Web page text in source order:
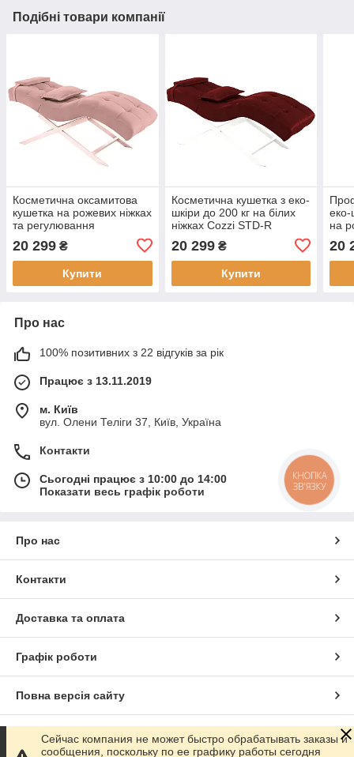
Подібні товари компанії
Косметична оксамитова
кушетка на рожевих ніжках
та регулювання
положення Cozzi STD-R
Calissimo для салону
краси Світло-рожева
20 299 ₴
Купити
Косметична кушетка з еко-
шкіри до 200 кг на білих
ніжках Cozzi STD-R
нарощування вій Бордова
20 299₴
Купити
на
20
Про нас
100% позитивних з 22 відгуків за рік
Працює з 13.11.2019
м. Київ
вул. Олени Теліги 37, Київ, Україна
Контакти
Сьогодні працює з 10:00 до 14:00
Показати весь графік роботи
Про нас
Контакти
Доставка та оплата
Графік роботи
Повна версія сайту
Сайт створено на маркетплейсі Prom.ua
Сейчас компания не может быстро обрабатывать заказы и
сообщения, поскольку по ее графику работы сегодня
КНОПКА
ЗВ'ЯЗКУ